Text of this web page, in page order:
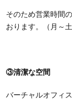
そのため営業時間
おります。（月～
③清潔な空間
バーチャルオフィ